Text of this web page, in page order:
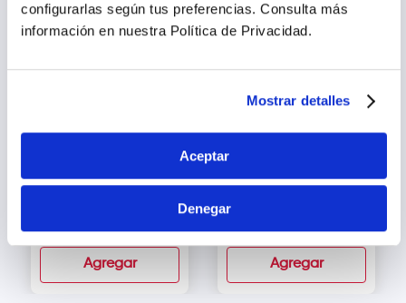
configurarlas según tus preferencias. Consulta más
información en nuestra Política de Privacidad.
Mostrar detalles
Aceptar
Denegar
seco, fuera del alcance de los niños.
Promental Confort Pro -
s/ 249.87
Agregar
ProTech - Lata 800 g
s/ 160.01
Agregar